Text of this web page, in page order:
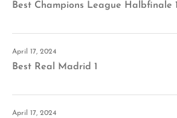
Best Champions League Halbfinale 1
April 17, 2024
Best Real Madrid 1
April 17, 2024